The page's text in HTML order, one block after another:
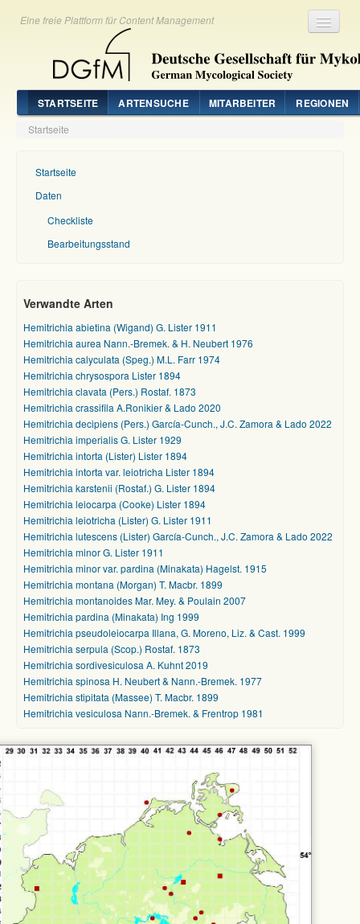
Eine freie Plattform für Content Management
STARTSEITE ARTENSUCHE MITARBEITER REGIONEN
Startseite
Startseite
Daten
Checkliste
Bearbeitungsstand
Verwandte Arten
Hemitrichia abietina (Wigand) G. Lister 1911
Hemitrichia aurea Nann.-Bremek. & H. Neubert 1976
Hemitrichia calyculata (Speg.) M.L. Farr 1974
Hemitrichia chrysospora Lister 1894
Hemitrichia clavata (Pers.) Rostaf. 1873
Hemitrichia crassifila A.Ronikier & Lado 2020
Hemitrichia decipiens (Pers.) García-Cunch., J.C. Zamora & Lado 2022
Hemitrichia imperialis G. Lister 1929
Hemitrichia intorta (Lister) Lister 1894
Hemitrichia intorta var. leiotricha Lister 1894
Hemitrichia karstenii (Rostaf.) G. Lister 1894
Hemitrichia leiocarpa (Cooke) Lister 1894
Hemitrichia leiotricha (Lister) G. Lister 1911
Hemitrichia lutescens (Lister) García-Cunch., J.C. Zamora & Lado 2022
Hemitrichia minor G. Lister 1911
Hemitrichia minor var. pardina (Minakata) Hagelst. 1915
Hemitrichia montana (Morgan) T. Macbr. 1899
Hemitrichia montanoides Mar. Mey. & Poulain 2007
Hemitrichia pardina (Minakata) Ing 1999
Hemitrichia pseudoleiocarpa Illana, G. Moreno, Liz. & Cast. 1999
Hemitrichia serpula (Scop.) Rostaf. 1873
Hemitrichia sordivesiculosa A. Kuhnt 2019
Hemitrichia spinosa H. Neubert & Nann.-Bremek. 1977
Hemitrichia stipitata (Massee) T. Macbr. 1899
Hemitrichia vesiculosa Nann.-Bremek. & Frentrop 1981